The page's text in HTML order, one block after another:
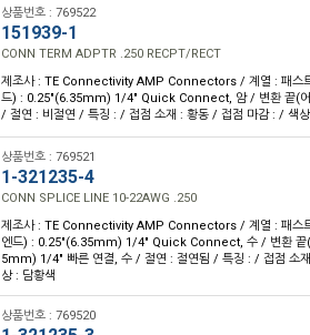
상품번호 : 769522
151939-1
CONN TERM ADPTR .250 RECPT/RECT
제조사 : TE Connectivity AMP Connectors / 계열 : 패스
드) : 0.25"(6.35mm) 1/4" Quick Connect, 암 / 변환 끝(어
/ 절연 : 비절연 / 특징 : / 접점 소재 : 황동 / 접점 마감 : / 색
상품번호 : 769521
1-321235-4
CONN SPLICE LINE 10-22AWG .250
제조사 : TE Connectivity AMP Connectors / 계열 : 패스
엔드) : 0.25"(6.35mm) 1/4" Quick Connect, 수 / 변환 끝(
5mm) 1/4" 빠른 연결, 수 / 절연 : 절연됨 / 특징 : / 접점 소
상 : 담황색
상품번호 : 769520